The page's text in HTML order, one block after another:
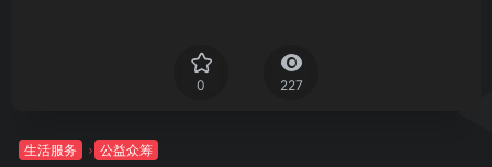
0 227
生活服务 公益众筹